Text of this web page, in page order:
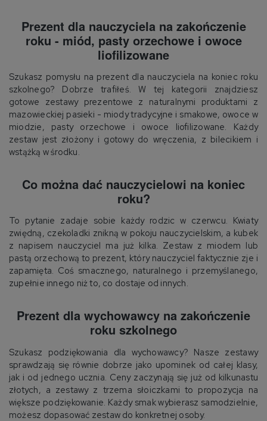
Prezent dla nauczyciela na zakończenie
roku - miód, pasty orzechowe i owoce
liofilizowane
Szukasz pomysłu na prezent dla nauczyciela na koniec roku
szkolnego? Dobrze trafiłeś. W tej kategorii znajdziesz
gotowe zestawy prezentowe z naturalnymi produktami z
mazowieckiej pasieki - miody tradycyjne i smakowe, owoce w
miodzie, pasty orzechowe i owoce liofilizowane. Każdy
zestaw jest złożony i gotowy do wręczenia, z bilecikiem i
wstążką w środku.
Co można dać nauczycielowi na koniec
roku?
To pytanie zadaje sobie każdy rodzic w czerwcu. Kwiaty
zwiędną, czekoladki znikną w pokoju nauczycielskim, a kubek
z napisem nauczyciel ma już kilka. Zestaw z miodem lub
pastą orzechową to prezent, który nauczyciel faktycznie zje i
zapamięta. Coś smacznego, naturalnego i przemyślanego,
zupełnie innego niż to, co dostaje od innych.
Prezent dla wychowawcy na zakończenie
roku szkolnego
Szukasz podziękowania dla wychowawcy? Nasze zestawy
sprawdzają się równie dobrze jako upominek od całej klasy,
jak i od jednego ucznia. Ceny zaczynają się już od kilkunastu
złotych, a zestawy z trzema słoiczkami to propozycja na
większe podziękowanie. Każdy smak wybierasz samodzielnie,
możesz dopasować zestaw do konkretnej osoby.